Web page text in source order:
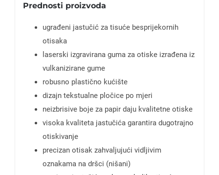
Prednosti proizvoda
ugrađeni jastučić za tisuće besprijekornih
otisaka
laserski izgravirana guma za otiske izrađena iz
vulkanizirane gume
robusno plastično kućište
dizajn tekstualne pločice po mjeri
neizbrisive boje za papir daju kvalitetne otiske
visoka kvaliteta jastučića garantira dugotrajno
otiskivanje
precizan otisak zahvaljujući vidljivim
oznakama na dršci (nišani)